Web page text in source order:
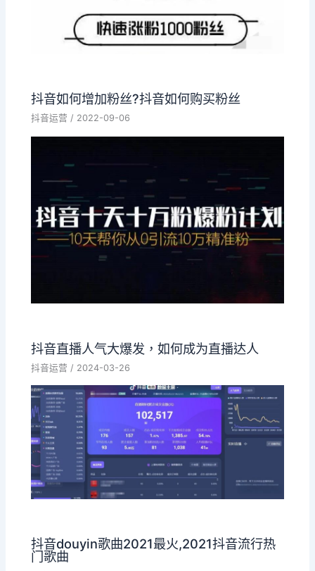
抖音如何增加粉丝?抖音如何购买粉丝
抖音运营 / 2022-09-06
抖音直播人气大爆发，如何成为直播达人
抖音运营 / 2024-03-26
抖音douyin歌曲2021最火,2021抖音流行热
门歌曲